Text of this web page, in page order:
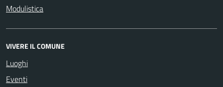
Modulistica
VIVERE IL COMUNE
Luoghi
Eventi